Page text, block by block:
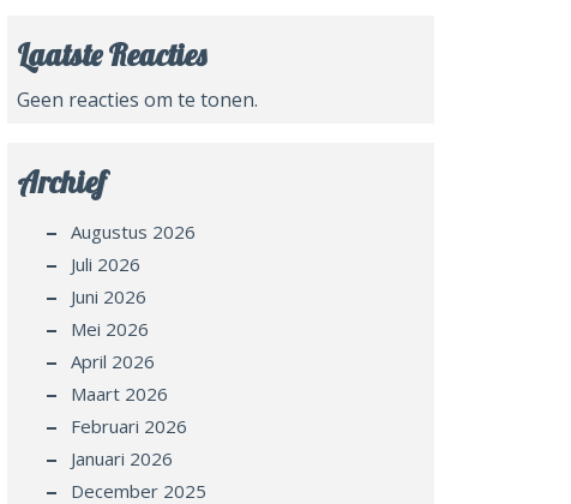
Laatste Reacties
Geen reacties om te tonen.
Archief
Augustus 2026
Juli 2026
Juni 2026
Mei 2026
April 2026
Maart 2026
Februari 2026
Januari 2026
December 2025